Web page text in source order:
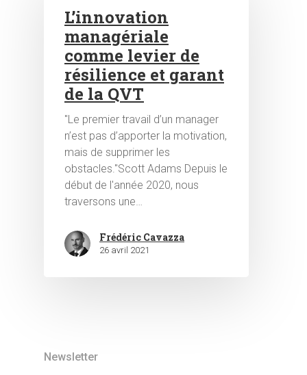
Hit enter to search or ESC to close
L’innovation
managériale
comme levier de
résilience et garant
de la QVT
"Le premier travail d’un manager
n’est pas d’apporter la motivation,
mais de supprimer les
obstacles."Scott Adams Depuis le
début de l'année 2020, nous
traversons une…
Frédéric Cavazza
26 avril 2021
Newsletter